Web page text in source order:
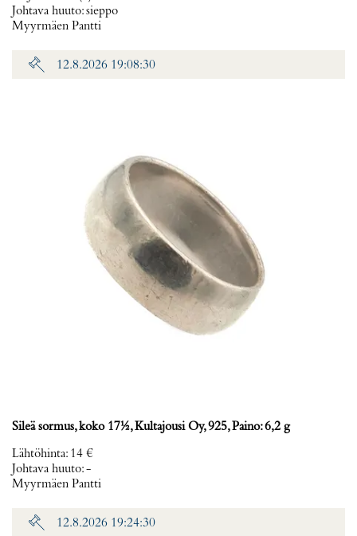
Johtava huuto:sieppo
Myyrmäen Pantti
12.8.2026 19:08:30
Sileä sormus, koko 17½, Kultajousi Oy, 925, Paino: 6,2 g
Lähtöhinta: 14 €
Johtava huuto:-
Myyrmäen Pantti
12.8.2026 19:24:30